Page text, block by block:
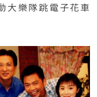
大樂隊跳電子花車